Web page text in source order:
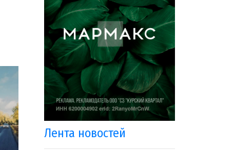
Лента новостей